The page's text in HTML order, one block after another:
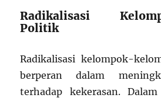
Radikalisasi
Politik
Radikalisasi kelompok-
berperan dalam
terhadap kekerasan.